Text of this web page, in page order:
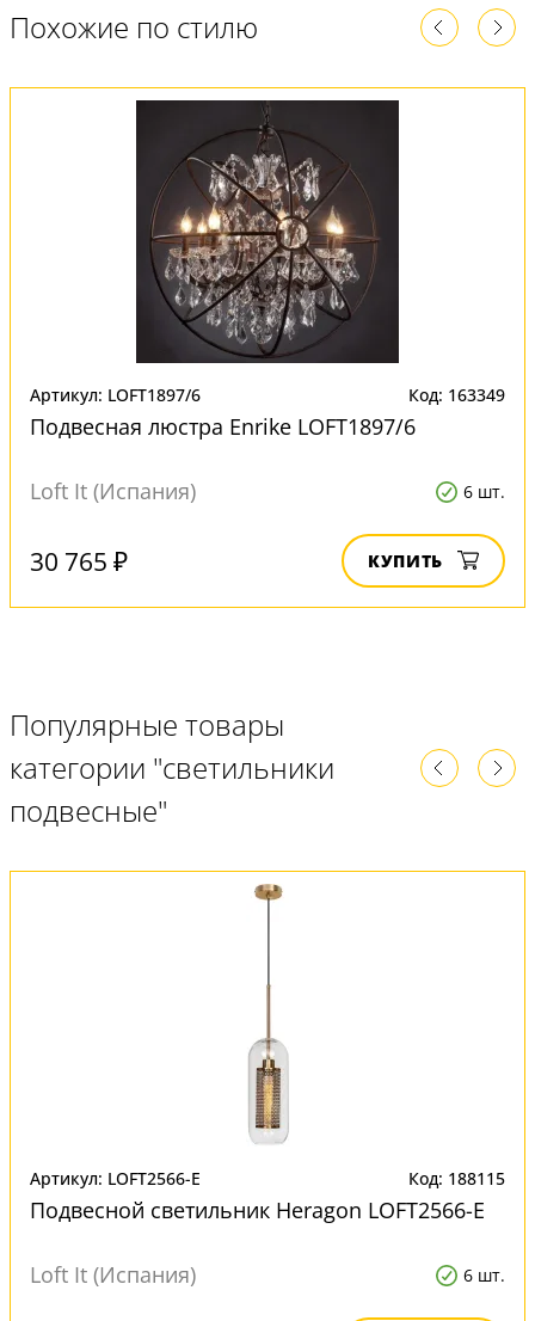
Похожие по стилю
Артикул: LOFT1897/6 Код: 163349
Подвесная люстра Enrike LOFT1897/6
Loft It (Испания) 6 шт.
30 765 ₽ КУПИТЬ
Популярные товары
категории "светильники
подвесные"
Артикул: LOFT2566-E Код: 188115
Подвесной светильник Heragon LOFT2566-E
Loft It (Испания) 6 шт.